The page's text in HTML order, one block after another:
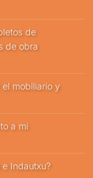
de
de obra
mobiliario y
a mi
Indautxu?